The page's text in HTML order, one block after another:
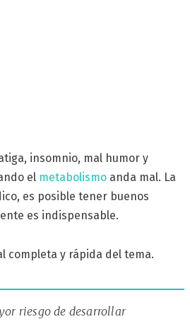
insomnio, mal humor y
el metabolismo anda mal. La
es posible tener buenos
es indispensable.
completa y rápida del tema.
riesgo de desarrollar